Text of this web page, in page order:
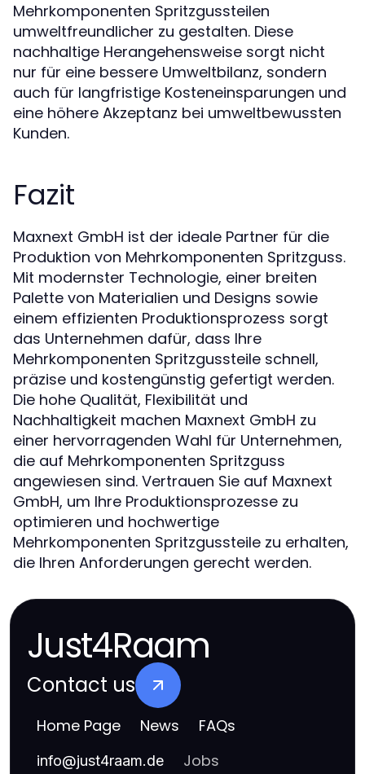
Mehrkomponenten Spritzgussteilen
umweltfreundlicher zu gestalten. Diese
nachhaltige Herangehensweise sorgt nicht
nur für eine bessere Umweltbilanz, sondern
auch für langfristige Kosteneinsparungen und
eine höhere Akzeptanz bei umweltbewussten
Kunden.
Fazit
Maxnext GmbH ist der ideale Partner für die
Produktion von Mehrkomponenten Spritzguss.
Mit modernster Technologie, einer breiten
Palette von Materialien und Designs sowie
einem effizienten Produktionsprozess sorgt
das Unternehmen dafür, dass Ihre
Mehrkomponenten Spritzgussteile schnell,
präzise und kostengünstig gefertigt werden.
Die hohe Qualität, Flexibilität und
Nachhaltigkeit machen Maxnext GmbH zu
einer hervorragenden Wahl für Unternehmen,
die auf Mehrkomponenten Spritzguss
angewiesen sind. Vertrauen Sie auf Maxnext
GmbH, um Ihre Produktionsprozesse zu
optimieren und hochwertige
Mehrkomponenten Spritzgussteile zu erhalten,
die Ihren Anforderungen gerecht werden.
Just4Raam
Contact us
Home Page News FAQs
info@just4raam.de Jobs